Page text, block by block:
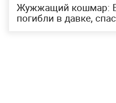
Жужжащий кошмар:
погибли в давке,